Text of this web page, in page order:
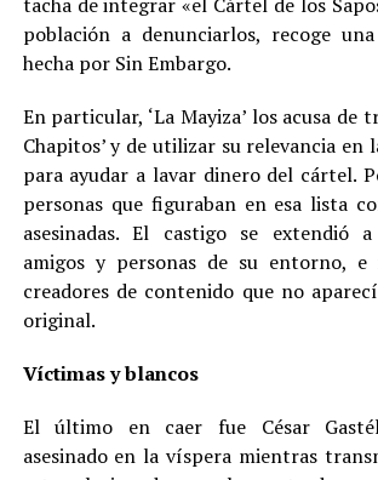
población a denunciarlos, recoge
hecha por Sin Embargo.
En particular, ‘La Mayiza’ los acusa de
Chapitos’ y de utilizar su relevancia en
para ayudar a lavar dinero del cártel.
personas que figuraban en esa lista
asesinadas. El castigo se extendió
amigos y personas de su entorno,
creadores de contenido que no
original.
Víctimas y blancos
El último en caer fue César
asesinado en la víspera mientras